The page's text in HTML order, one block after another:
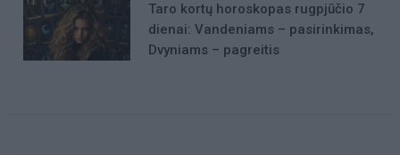
Taro kortų horoskopas rugpjūčio 7
dienai: Vandeniams – pasirinkimas,
Dvyniams – pagreitis